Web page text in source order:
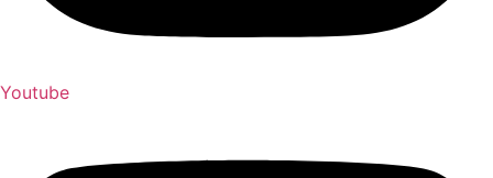
Youtube